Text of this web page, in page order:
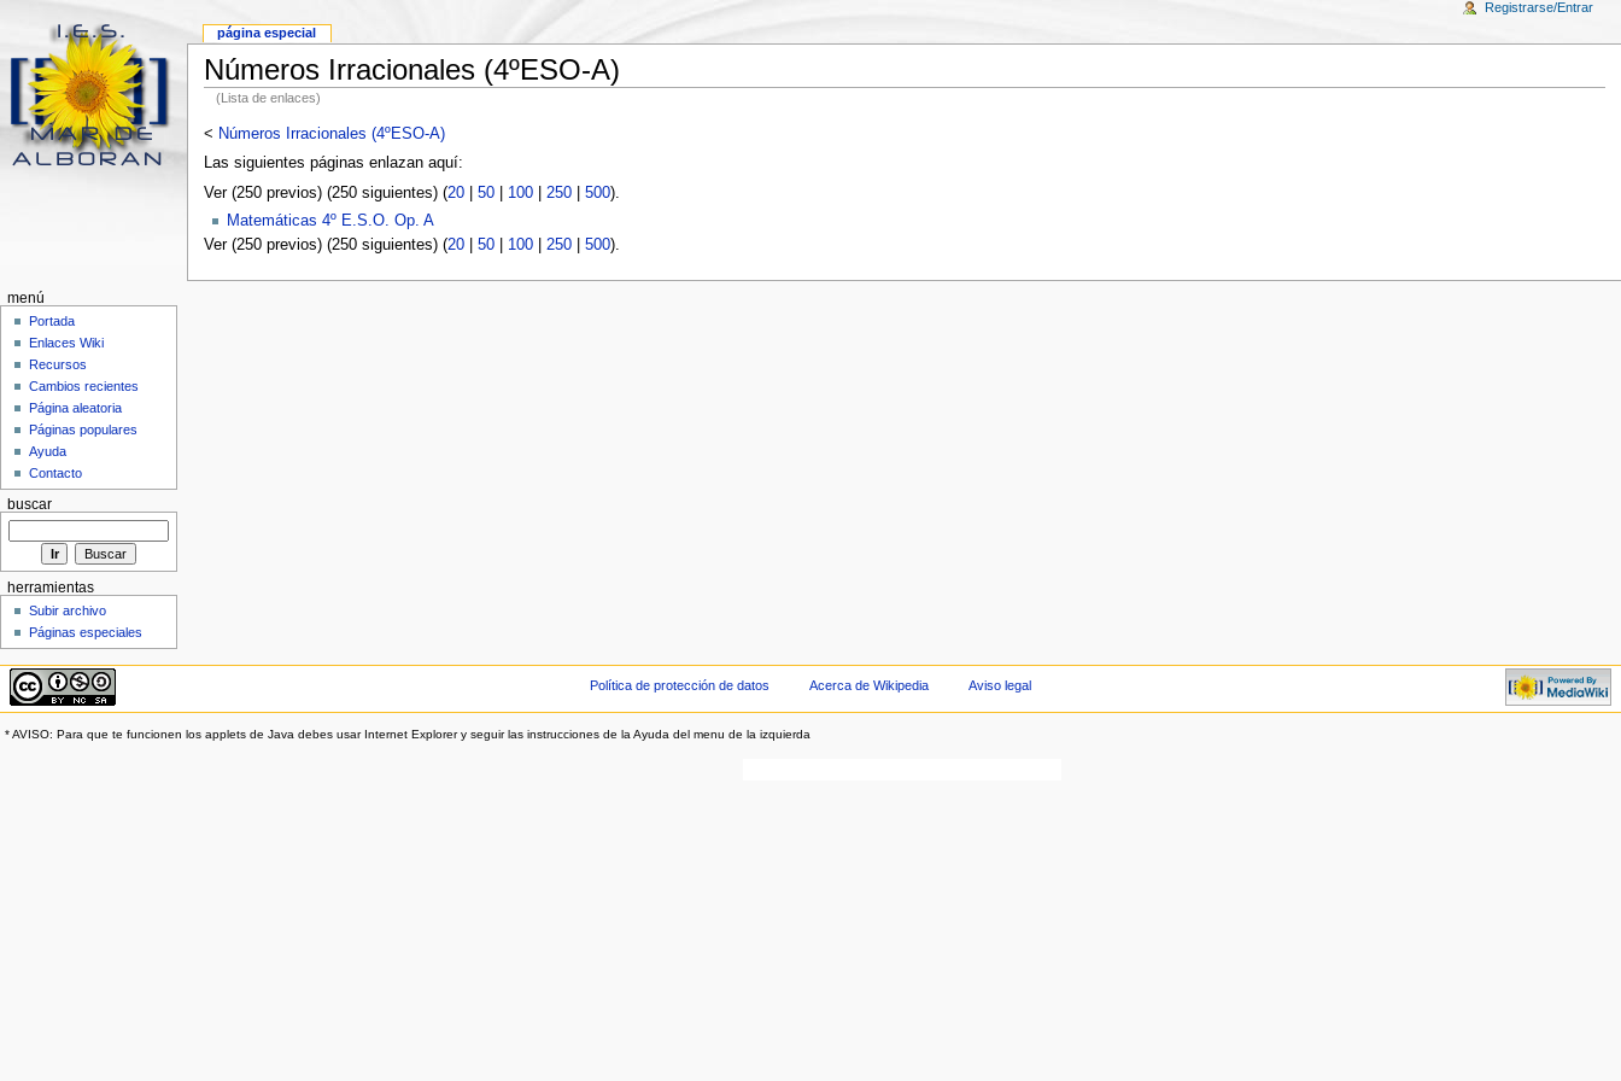
Números Irracionales (4ºESO-A)
(Lista de enlaces)
< Números Irracionales (4ºESO-A)
Las siguientes páginas enlazan aquí:
Ver (250 previos) (250 siguientes) (20| 50| 100| 250| 500).
Matemáticas 4º E.S.O. Op. A
Ver (250 previos) (250 siguientes) (20| 50| 100| 250| 500).
página especial
Registrarse/Entrar
menú
Portada
Enlaces Wiki
Recursos
Cambios recientes
Página aleatoria
Páginas populares
Ayuda
Contacto
buscar
herramientas
Subir archivo
Páginas especiales
Política de protección de datos Acerca de Wikipedia Aviso legal
* AVISO: Para que te funcionen los applets de Java debes usar Internet Explorer y seguir las instrucciones de la Ayuda del menu de la izquierda